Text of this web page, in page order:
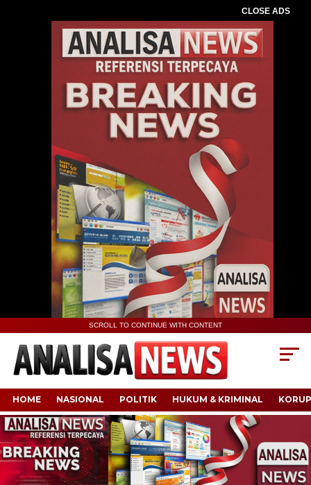
CLOSE ADS
SCROLL TO CONTINUE WITH CONTENT
HOME NASIONAL POLITIK HUKUM & KRIMINAL